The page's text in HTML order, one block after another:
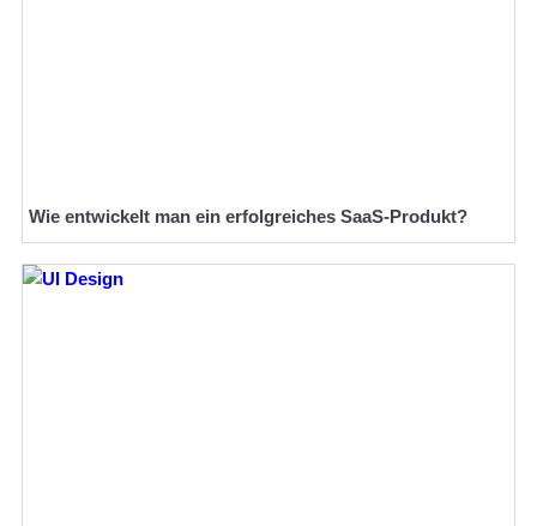
Wie entwickelt man ein erfolgreiches SaaS-Produkt?